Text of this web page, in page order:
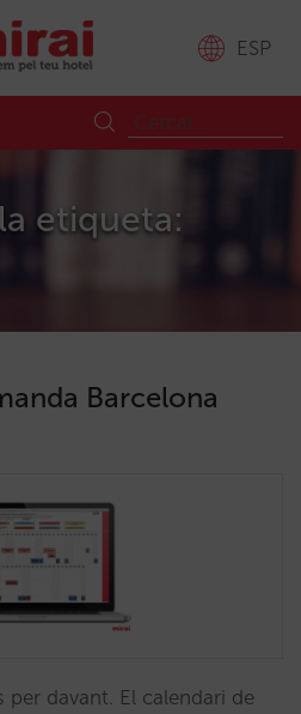
ESP
etiqueta:
Barcelona
per davant. El calendari de